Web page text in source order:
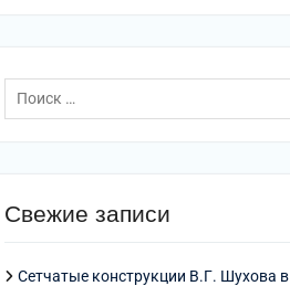
Поиск
по:
Свежие записи
Сетчатые конструкции В.Г. Шухова в